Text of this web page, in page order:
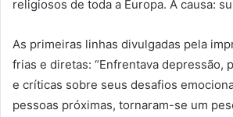
religiosos de toda a Europa. A causa:
As primeiras linhas divulgadas pela
frias e diretas: “Enfrentava depressão,
e críticas sobre seus desafios
pessoas próximas, tornaram-se um